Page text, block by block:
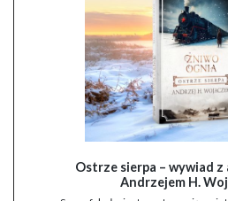
Ostrze sierpa – wywiad
Andrzejem H.